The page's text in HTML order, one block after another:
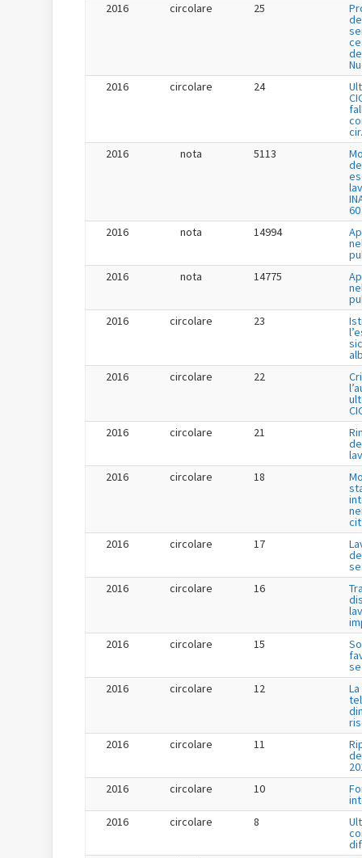
2016
circolare 25
2016
circolare 24
2016
nota 5113
2016
nota 14994
2016
nota 14775
2016
circolare 23
2016
circolare 22
2016
circolare 21
2016
circolare 18
2016
circolare 17
2016
circolare 16
2016
circolare 15
2016
circolare 12
2016
circolare 11
2016
circolare 10
2016
circolare 8